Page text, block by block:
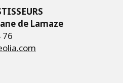
de Lamaze
76